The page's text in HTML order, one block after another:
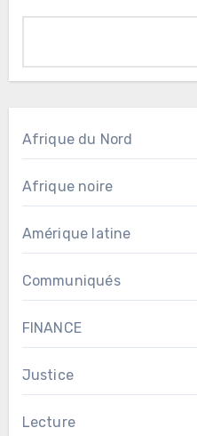
Afrique du Nord
Afrique noire
Amérique latine
Communiqués
FINANCE
Justice
Lecture